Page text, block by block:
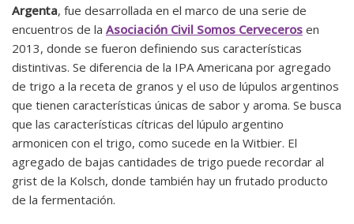
Argenta, fue desarrollada en el marco de una serie de
encuentros de la Asociación Civil Somos Cerveceros en
2013, donde se fueron definiendo sus características
distintivas. Se diferencia de la IPA Americana por agregado
de trigo a la receta de granos y el uso de lúpulos argentinos
que tienen características únicas de sabor y aroma. Se busca
que las características cítricas del lúpulo argentino
armonicen con el trigo, como sucede en la Witbier. El
agregado de bajas cantidades de trigo puede recordar al
grist de la Kolsch, donde también hay un frutado producto
de la fermentación.